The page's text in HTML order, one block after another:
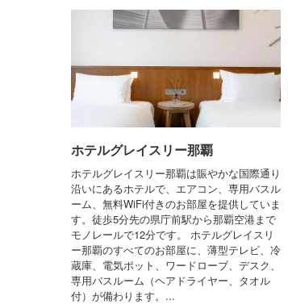
ホテルグレイスリー那覇
ホテルグレイスリー那覇は賑やかな国際通り
沿いにあるホテルで、エアコン、専用バスル
ーム、無料WiFi付きのお部屋を提供していま
す。徒歩5分先の県庁前駅から那覇空港まで
モノレールで12分です。 ホテルグレイスリ
ー那覇のすべてのお部屋に、薄型テレビ、冷
蔵庫、電気ポット、ワードローブ、デスク、
専用バスルーム（ヘアドライヤー、タオル
付）が備わります。...